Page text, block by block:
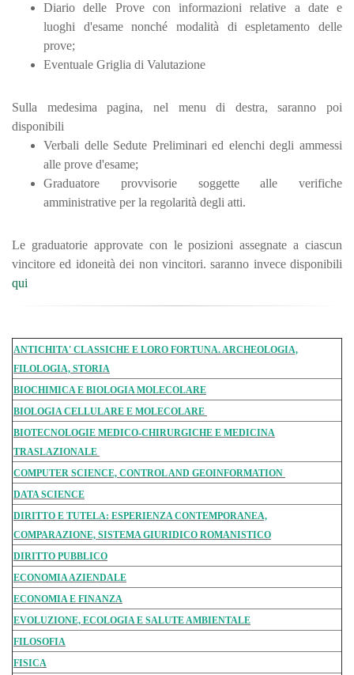
Diario delle Provecon informazioni relative a date e
luoghi d'esame nonché modalità di espletamento delle
prove;
Eventuale Griglia di Valutazione
Sulla medesima pagina, nel menu di destra, saranno poi
disponibili
Verbali delle Sedute Preliminari ed elenchi degli ammessi
alle prove d'esame;
Graduatore provvisorie soggette alle verifiche
amministrative per la regolarità degli atti.
Le graduatorie approvate con le posizioni assegnate a ciascun
vincitore ed idoneità dei non vincitori. saranno invece disponibili
qui
ANTICHITA' CLASSICHE E LORO FORTUNA. ARCHEOLOGIA,
FILOLOGIA, STORIA
BIOCHIMICA E BIOLOGIA MOLECOLARE
BIOLOGIA CELLULARE E MOLECOLARE
BIOTECNOLOGIE MEDICO-CHIRURGICHE E MEDICINA
TRASLAZIONALE
COMPUTER SCIENCE, CONTROL AND GEOINFORMATION
DATA SCIENCE
DIRITTO E TUTELA: ESPERIENZA CONTEMPORANEA,
COMPARAZIONE, SISTEMA GIURIDICO ROMANISTICO
DIRITTO PUBBLICO
ECONOMIA AZIENDALE
ECONOMIA E FINANZA
EVOLUZIONE, ECOLOGIA E SALUTE AMBIENTALE
FILOSOFIA
FISICA